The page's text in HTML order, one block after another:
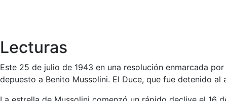
Lecturas
Este 25 de julio de 1943 en una resolución enmarcada
depuesto a Benito Mussolini. El Duce, que fue detenido